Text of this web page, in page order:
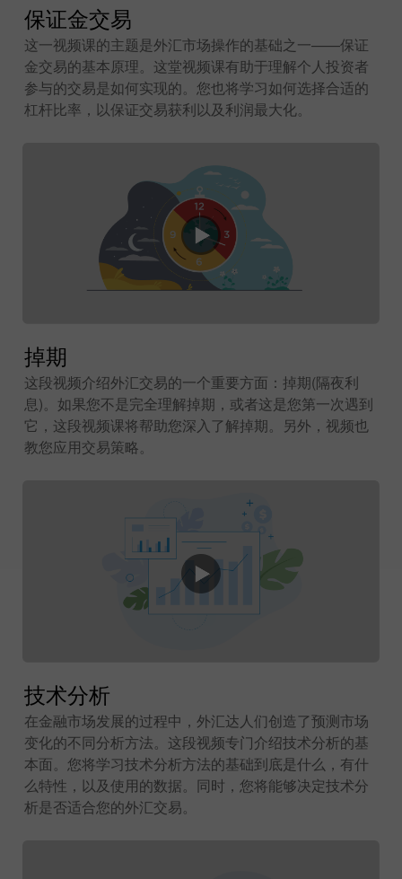
保证金交易
这一视频课的主题是外汇市场操作的基础之一——保证
金交易的基本原理。这堂视频课有助于理解个人投资者
参与的交易是如何实现的。您也将学习如何选择合适的
杠杆比率，以保证交易获利以及利润最大化。
掉期
这段视频介绍外汇交易的一个重要方面：掉期(隔夜利
息)。如果您不是完全理解掉期，或者这是您第一次遇到
它，这段视频课将帮助您深入了解掉期。另外，视频也
教您应用交易策略。
技术分析
在金融市场发展的过程中，外汇达人们创造了预测市场
变化的不同分析方法。这段视频专门介绍技术分析的基
本面。您将学习技术分析方法的基础到底是什么，有什
么特性，以及使用的数据。同时，您将能够决定技术分
析是否适合您的外汇交易。